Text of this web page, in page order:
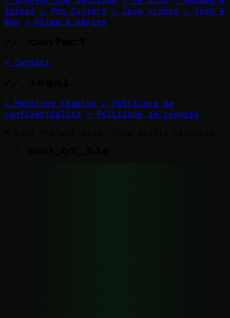
Animés
> Pop Culture > Jeux Vidéos
> Tech &
Web > Films & Séries
> Contact
> Mentions légales
> Politique de
confidentialité > Politique de cookies